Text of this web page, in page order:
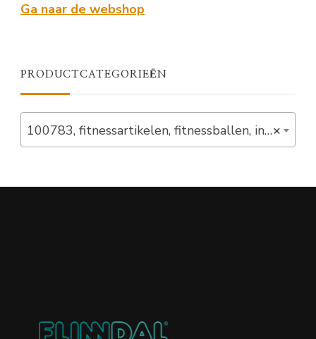
Ga naar de webshop
PRODUCTCATEGORIEËN
×
100783, fitnessartikelen, fitnessballen, in_stock (10)